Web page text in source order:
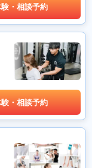
・相談予約
・相談予約